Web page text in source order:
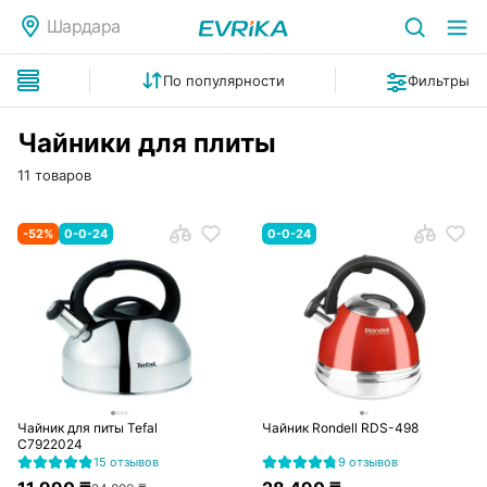
Шардара
По популярности Фильтры
Чайники для плиты
11 товаров
-52% 0-0-24
Чайник для питы Tefal
C7922024
15 отзывов
0-0-24
Чайник Rondell RDS-498
9 отзывов